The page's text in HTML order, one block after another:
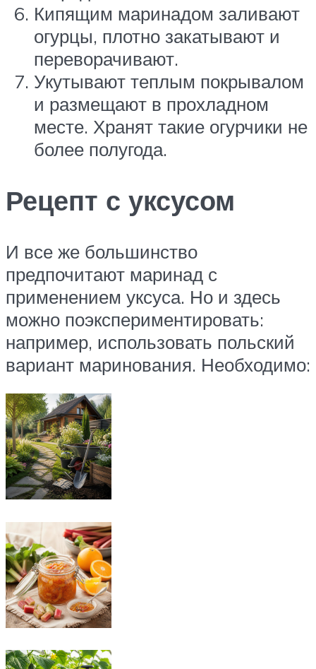
Кипящим маринадом заливают
огурцы, плотно закатывают и
переворачивают.
Укутывают теплым покрывалом
и размещают в прохладном
месте. Хранят такие огурчики не
более полугода.
Рецепт с уксусом
И все же большинство
предпочитают маринад с
применением уксуса. Но и здесь
можно поэкспериментировать:
например, использовать польский
вариант маринования. Необходимо: